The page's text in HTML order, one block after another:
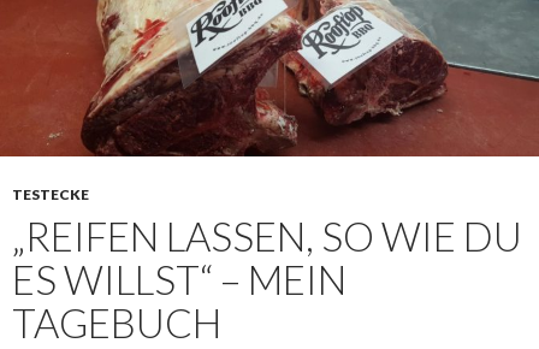
TESTECKE
„REIFEN LASSEN, SO WIE DU
ES WILLST“ – MEIN
TAGEBUCH